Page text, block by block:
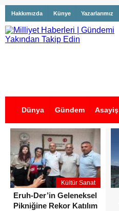
Hakkımızda Künye Yazarlarımız
Dünya Gündem Asayiş
İş İlanları
Kültür Sanat
Eruh-Der’in Geleneksel
Pikniğine Rekor Katılım